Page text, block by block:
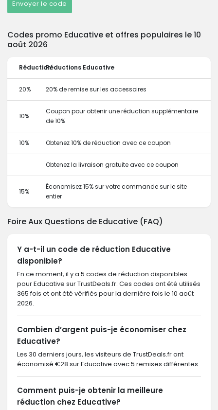
Envoyer le code
Codes promo Educative et offres populaires le 10
août 2026
RéductionRéductions Educative
20% 20% de remise sur les accessoires
10%
Coupon pour obtenir une réduction supplémentaire
de 10%
10% Obtenez 10% de réduction avec ce coupon
Obtenez la livraison gratuite avec ce coupon
15%
Économisez 15% sur votre commande sur le site
entier
Foire Aux Questions de Educative (FAQ)
Y a-t-il un code de réduction Educative
disponible?
En ce moment, il y a 5 codes de réduction disponibles
pour Educative sur TrustDeals.fr. Ces codes ont été utilisés
365 fois et ont été vérifiés pour la dernière fois le 10 août
2026.
Combien d’argent puis-je économiser chez
Educative?
Les 30 derniers jours, les visiteurs de TrustDeals.fr ont
économisé €28 sur Educative avec 5 remises différentes.
Comment puis-je obtenir la meilleure
réduction chez Educative?